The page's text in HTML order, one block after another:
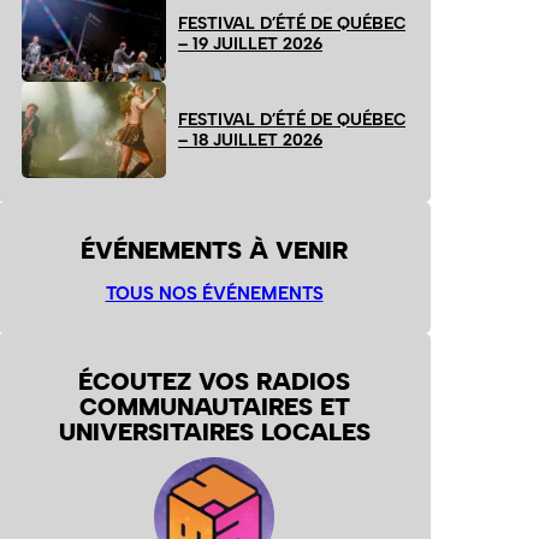
FESTIVAL D’ÉTÉ DE QUÉBEC
– 19 JUILLET 2026
FESTIVAL D’ÉTÉ DE QUÉBEC
– 18 JUILLET 2026
ÉVÉNEMENTS À VENIR
TOUS NOS ÉVÉNEMENTS
ÉCOUTEZ VOS RADIOS
COMMUNAUTAIRES ET
UNIVERSITAIRES LOCALES